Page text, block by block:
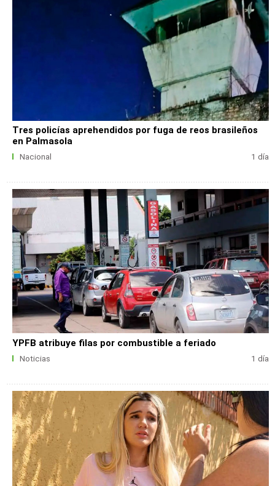
Tres policías aprehendidos por fuga de reos brasileños
en Palmasola
Nacional 1 día
YPFB atribuye filas por combustible a feriado
Noticias 1 día